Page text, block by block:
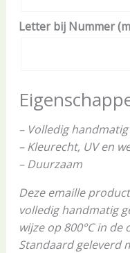
Letter bij Nummer
– Volledig
– Kleurecht, UV en
– Duurzaam
Deze emaille
volledig handmatig
wijze op 800°C in de
Standaard geleverd